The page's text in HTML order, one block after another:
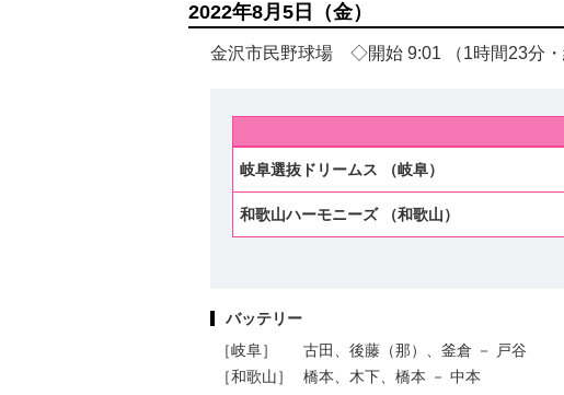
2022年8月5日（金）
金沢市民野球場 ◇開始 9:01 （1時間23分・
岐阜選抜ドリームス （岐阜）
和歌山ハーモニーズ （和歌山）
バッテリー
［岐阜］
古田、後藤（那）、釜倉 － 戸谷
［和歌山］
橋本、木下、橋本 － 中本